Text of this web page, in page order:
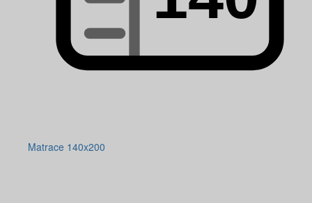
Matrace 140x200